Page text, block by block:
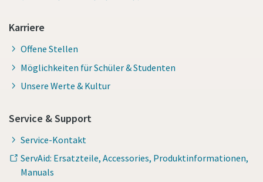
Karriere
Offene Stellen
Möglichkeiten für Schüler & Studenten
Unsere Werte & Kultur
Service & Support
Service-Kontakt
ServAid: Ersatzteile, Accessories, Produktinformationen,
Manuals